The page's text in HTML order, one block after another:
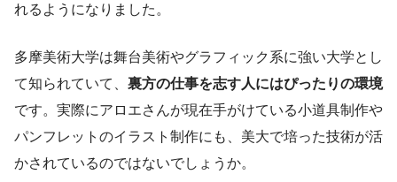
れるようになりました。
多摩美術大学は舞台美術やグラフィック系に強い大学とし
て知られていて、 裏方の仕事を志す人にはぴったりの環境
です。実際にアロエさんが現在手がけている小道具制作や
パンフレットのイラスト制作にも、美大で培った技術が活
かされているのではないでしょうか。